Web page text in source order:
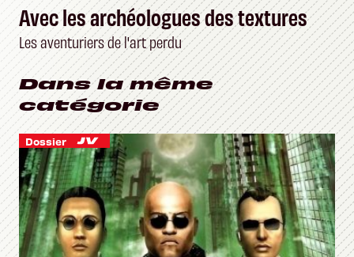
Avec les archéologues des textures
Les aventuriers de l'art perdu
Dans la même
catégorie
Dossier